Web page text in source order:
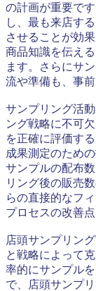
の計画が重要で
し、最も来店す
させることが効
商品知識を伝え
ます。さらにサ
流や準備も、事
サンプリング活
ング戦略に不可
を正確に評価す
成果測定のため
サンプルの配布
リング後の販売
らの直接的なフ
プロセスの改善
店頭サンプリン
と戦略によって
率的にサンプル
で、店頭サンプ